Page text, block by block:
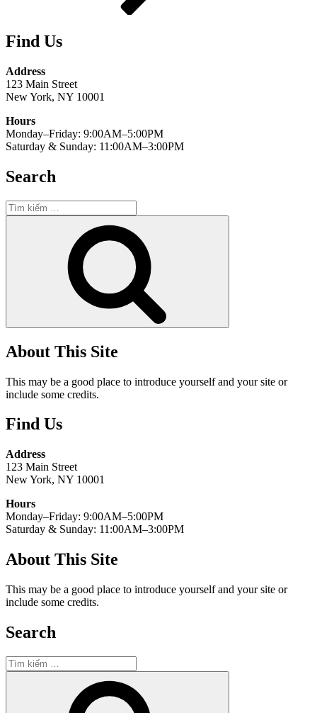
Find Us
Address
123 Main Street
New York, NY 10001
Hours
Monday–Friday: 9:00AM–5:00PM
Saturday & Sunday: 11:00AM–3:00PM
Search
Tìm
kiếm:
About This Site
This may be a good place to introduce yourself and your site or
include some credits.
Find Us
Address
123 Main Street
New York, NY 10001
Hours
Monday–Friday: 9:00AM–5:00PM
Saturday & Sunday: 11:00AM–3:00PM
About This Site
This may be a good place to introduce yourself and your site or
include some credits.
Search
Tìm
kiếm: